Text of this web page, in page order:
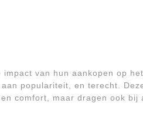
van hun aankopen op
populariteit, en terecht.
comfort, maar dragen ook bij